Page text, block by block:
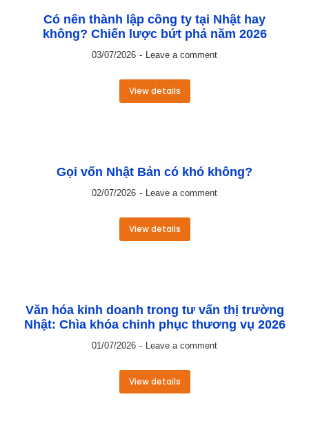
Có nên thành lập công ty tại Nhật hay
không? Chiến lược bứt phá năm 2026
03/07/2026 Leave a comment
View details
Gọi vốn Nhật Bản có khó không?
02/07/2026 Leave a comment
View details
Văn hóa kinh doanh trong tư vấn thị trường
Nhật: Chìa khóa chinh phục thương vụ 2026
01/07/2026 Leave a comment
View details